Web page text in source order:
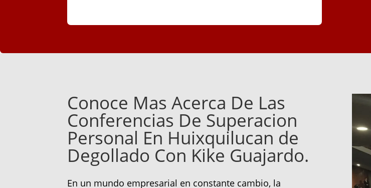
Conoce Mas Acerca De Las
Conferencias De Superacion
Personal En Huixquilucan de
Degollado Con Kike Guajardo.
En un mundo empresarial en constante cambio, la